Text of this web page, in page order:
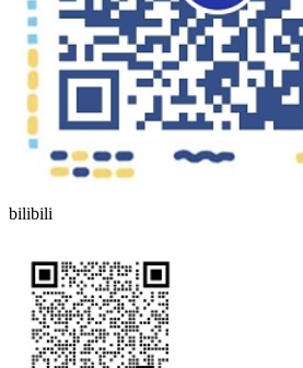
bilibili